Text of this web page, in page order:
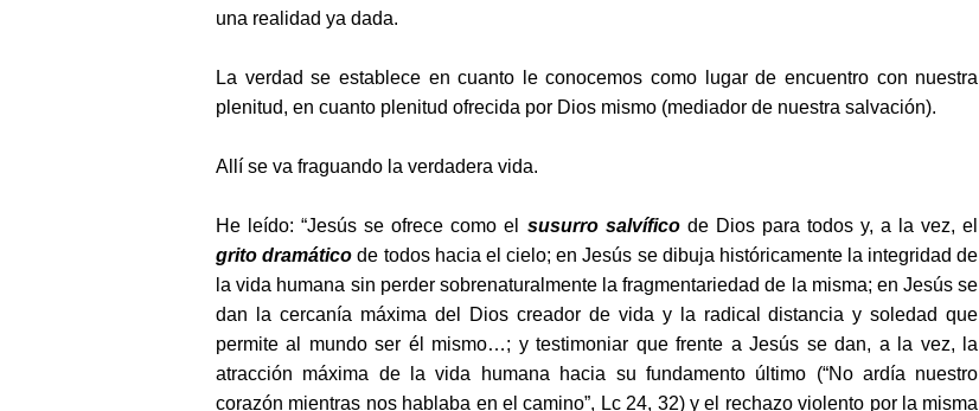
una realidad ya dada.
La verdad se establece en cuanto le conocemos como lugar de encuentro con nuestra
plenitud, en cuanto plenitud ofrecida por Dios mismo (mediador de nuestra salvación).
Allí se va fraguando la verdadera vida.
He leído: “Jesús se ofrece como el susurro salvíficode Dios para todos y, a la vez, el
grito dramático de todos hacia el cielo; en Jesús se dibuja históricamente la integridad de
la vida humana sin perder sobrenaturalmente la fragmentariedad de la misma; en Jesús se
dan la cercanía máxima del Dios creador de vida y la radical distancia y soledad que
permite al mundo ser él mismo…; y testimoniar que frente a Jesús se dan, a la vez, la
atracción máxima de la vida humana hacia su fundamento último (“No ardía nuestro
corazón mientras nos hablaba en el camino”, Lc 24, 32) y el rechazo violento por la misma